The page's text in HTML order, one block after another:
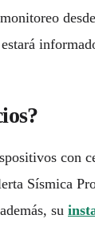
con
Sísmica
su